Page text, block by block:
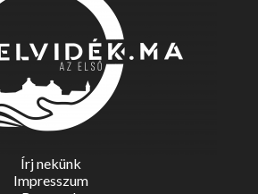
Írj nekünk
Impresszum